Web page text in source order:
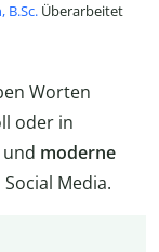
B.Sc. Überarbeitet
Worten
oder in
moderne
Media.